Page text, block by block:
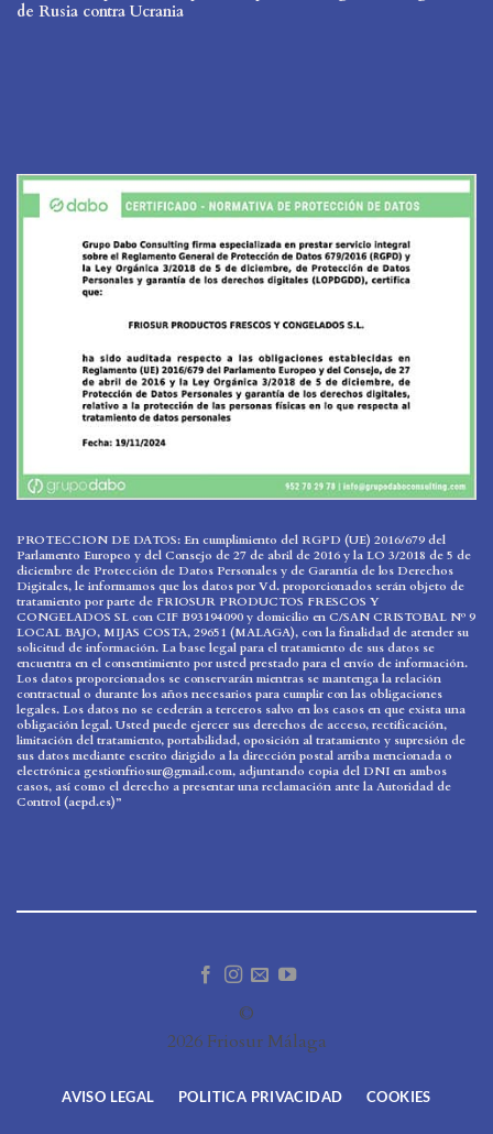
de Rusia contra Ucrania
PROTECCION DE DATOS: En cumplimiento del RGPD (UE) 2016/679 del
Parlamento Europeo y del Consejo de 27 de abril de 2016 y la LO 3/2018 de 5 de
diciembre de Protección de Datos Personales y de Garantía de los Derechos
Digitales, le informamos que los datos por Vd. proporcionados serán objeto de
tratamiento por parte de FRIOSUR PRODUCTOS FRESCOS Y
CONGELADOS SL con CIF B93194090 y domicilio en C/SAN CRISTOBAL Nº 9
LOCAL BAJO, MIJAS COSTA, 29651 (MALAGA), con la finalidad de atender su
solicitud de información. La base legal para el tratamiento de sus datos se
encuentra en el consentimiento por usted prestado para el envío de información.
Los datos proporcionados se conservarán mientras se mantenga la relación
contractual o durante los años necesarios para cumplir con las obligaciones
legales. Los datos no se cederán a terceros salvo en los casos en que exista una
obligación legal. Usted puede ejercer sus derechos de acceso, rectificación,
limitación del tratamiento, portabilidad, oposición al tratamiento y supresión de
sus datos mediante escrito dirigido a la dirección postal arriba mencionada o
electrónica gestionfriosur@gmail.com, adjuntando copia del DNI en ambos
casos, así como el derecho a presentar una reclamación ante la Autoridad de
Control (aepd.es)”
©
2026 Friosur Málaga
AVISO LEGAL POLITICA PRIVACIDAD COOKIES